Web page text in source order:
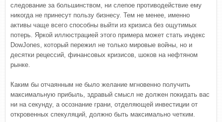
следование за большинством, ни слепое противодействие ему
никогда не принесут пользу бизнесу. Тем не менее, именно
активы чаще всего способны выйти из кризиса без ощутимых
потерь. Яркой иллюстрацией этого примера может стать индекс
DowJones, который пережил не только мировые войны, но и
десятки рецессий, финансовых кризисов, шоков на нефтяном
рынке.
Каким бы отчаянным не было желание мгновенно получить
максимальную прибыль, здравый смысл не должен покидать вас
ни на секунду, а осознание грани, отделяющей инвестиции от
откровенных спекуляций, должно быть максимально четким.